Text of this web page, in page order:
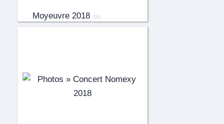
Moyeuvre 2018 (34)